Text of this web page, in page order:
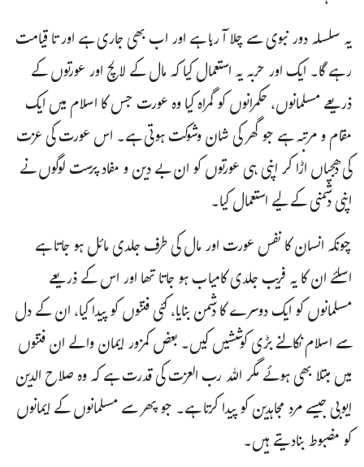
یہ سلسلہ دور نبوی سے چلا آ رہا ہے اور اب بھی جاری ہے اور تا قیامت
رہے گا۔ ایک اور حربہ یہ استعمال کیا کہ مال کے لالچ اور عورتوں کے
ذریعے مسلمانوں، حکمرانوں کو گمراہ کیا وہ عورت جس کا اسلام میں ایک
مقام و مرتبہ ہے جو گھر کی شان وشوکت ہوتی ہے۔ اس عورت کی عزت
کی دھجیاں اڑا کر اپنی ہی عورتوں کو ان بے دین و مفاد پرست لوگوں نے
اپنی دشمنی کے لیے استعمال کیا۔
چونکہ انسان کا نفس عورت اور مال کی طرف جلدی مائل ہو جاتا ہے
اسلئے ان کا یہ فریب جلدی کامیاب ہو جاتا تھا اور اس کے ذریعے
مسلمانوں کو ایک دوسرے کا دشمن بنایا، کئی فتنوں کو پیدا کیا، ان کے دل
سے اسلام نکالنے بڑی کوششیں کیں۔ بعض کمزور ایمان والے ان فتنوں
میں مبتلا بھی ہوئے مگر اللہ رب العزت کی قدرت ہے کہ وہ صلاح الدین
ایوبی جیسے مرد مجاہدین کو پیدا کرتا ہے۔ جو پھر سے مسلمانوں کے ایمانوں
کو مضبوط بنادیتے ہیں۔